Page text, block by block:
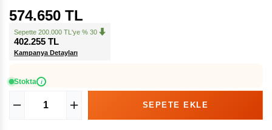
574.650 TL
Sepette 200.000 TL'ye % 30
402.255 TL
Kampanya Detayları
Stokta i